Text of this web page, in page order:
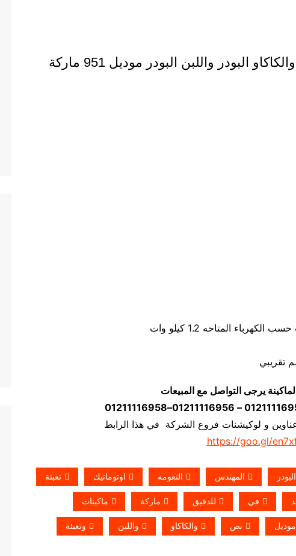
ماكينة تعبئة نص اوتوماتيك للدقيق والكاكاو البودر واللبن البودر موديل 951 ماركة
يرجى التواصل مع المبيعات
و لوكيشنات فروع الشركة في هذا الرابط
https://goo.gl/
البودر المهندس النعومه اوتوماتيك تعبئة
في للدقيق ماركة ماكينات
موديل نص والكاكاو واللبن وتعبئة